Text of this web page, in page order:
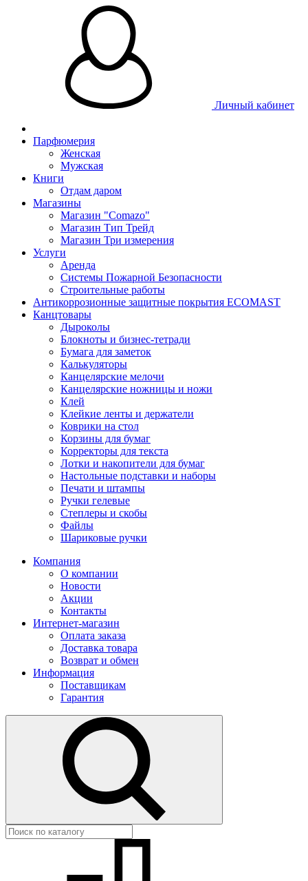
Личный кабинет
Парфюмерия
Женская
Мужская
Книги
Отдам даром
Магазины
Магазин "Comazo"
Магазин Тип Трейд
Магазин Три измерения
Услуги
Аренда
Системы Пожарной Безопасности
Строительные работы
Антикоррозионные защитные покрытия ECOMAST
Канцтовары
Дыроколы
Блокноты и бизнес-тетради
Бумага для заметок
Калькуляторы
Канцелярские мелочи
Канцелярские ножницы и ножи
Клей
Клейкие ленты и держатели
Коврики на стол
Корзины для бумаг
Корректоры для текста
Лотки и накопители для бумаг
Настольные подставки и наборы
Печати и штампы
Ручки гелевые
Степлеры и скобы
Файлы
Шариковые ручки
Компания
О компании
Новости
Акции
Контакты
Интернет-магазин
Оплата заказа
Доставка товара
Возврат и обмен
Информация
Поставщикам
Гарантия